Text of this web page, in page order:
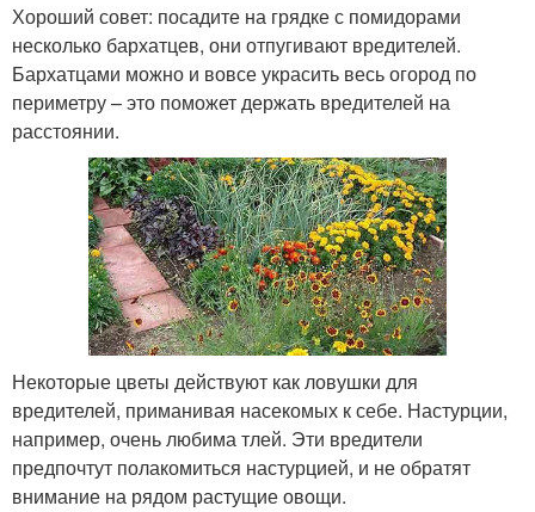
Хороший совет: посадите на грядке с помидорами
несколько бархатцев, они отпугивают вредителей.
Бархатцами можно и вовсе украсить весь огород по
периметру – это поможет держать вредителей на
расстоянии.
Некоторые цветы действуют как ловушки для
вредителей, приманивая насекомых к себе. Настурции,
например, очень любима тлей. Эти вредители
предпочтут полакомиться настурцией, и не обратят
внимание на рядом растущие овощи.